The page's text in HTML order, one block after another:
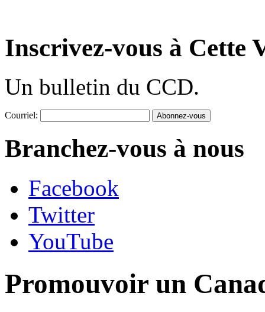
Inscrivez-vous à Cette
Un bulletin du CCD.
Courriel:
Branchez-vous à nous
Facebook
Twitter
YouTube
Promouvoir un